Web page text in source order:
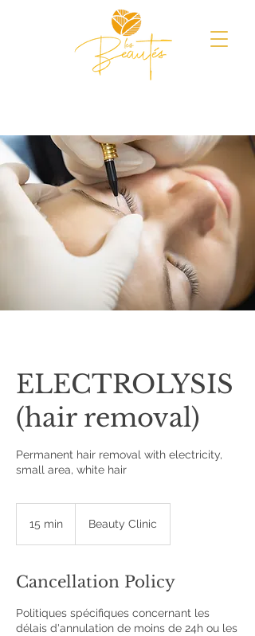
ELECTROLYSIS
(hair removal)
Permanent hair removal with electricity,
small area, white hair
15 min
n
Beauty Clinic
Cancellation Policy
Politiques spécifiques concernant les
délais d'annulation de moins de 24h ou les